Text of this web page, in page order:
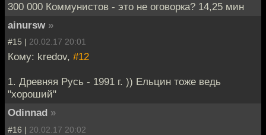
300 000 Коммунистов - это не оговорка? 14,25 мин
ainursw »
#15 | 20.02.17 20:01
Кому: kredov, #12
1. Древняя Русь - 1991 г. )) Ельцин тоже ведь
"хороший"
Odinnad »
#16 | 20.02.17 20:02